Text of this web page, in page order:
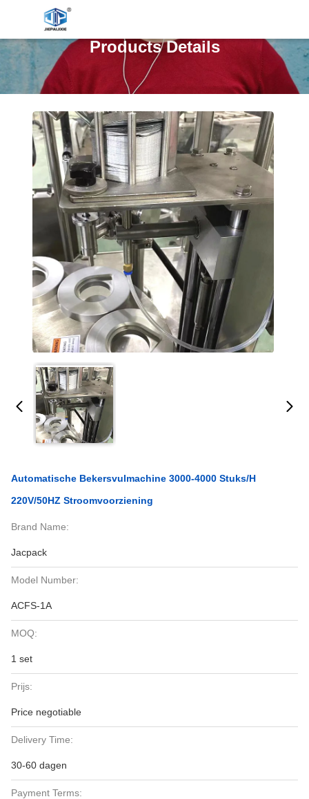
Products Details
Automatische Bekersvulmachine 3000-4000 Stuks/h
220V/50HZ Stroomvoorziening
Brand Name:
Jacpack
Model Number:
ACFS-1A
MOQ:
1 set
Prijs:
Price negotiable
Delivery Time:
30-60 dagen
Payment Terms: